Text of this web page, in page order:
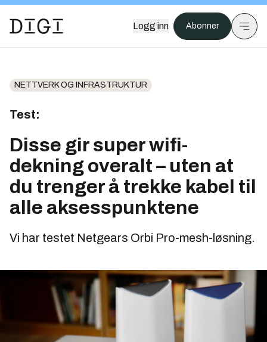
Logg inn Abonner
NETTVERK OG INFRASTRUKTUR
Test:
Disse gir super wifi-
dekning overalt – uten at
du trenger å trekke kabel til
alle aksesspunktene
Vi har testet Netgears Orbi Pro-mesh-løsning.